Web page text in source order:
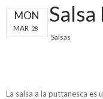
MON
MAR 28
Salsas
La salsa a la puttanesca es